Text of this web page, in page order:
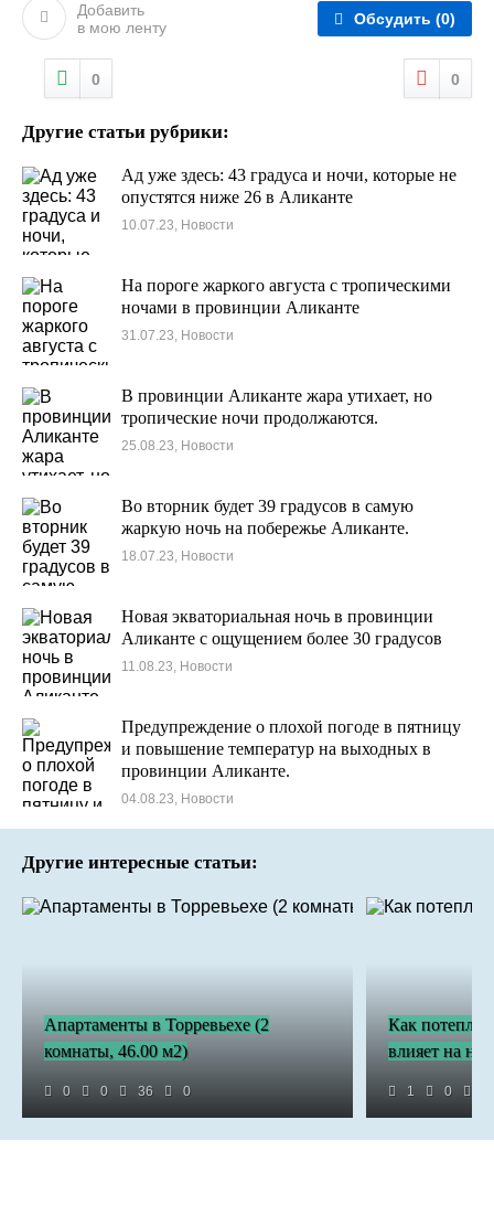
Добавить
в мою ленту
Обсудить (0)
0 0
Другие статьи рубрики:
Ад уже здесь: 43 градуса и ночи, которые не
опустятся ниже 26 в Аликанте
10.07.23, Новости
На пороге жаркого августа с тропическими
ночами в провинции Аликанте
31.07.23, Новости
В провинции Аликанте жара утихает, но
тропические ночи продолжаются.
25.08.23, Новости
Во вторник будет 39 градусов в самую
жаркую ночь на побережье Аликанте.
18.07.23, Новости
Новая экваториальная ночь в провинции
Аликанте с ощущением более 30 градусов
11.08.23, Новости
Предупреждение о плохой погоде в пятницу
и повышение температур на выходных в
провинции Аликанте.
04.08.23, Новости
Другие интересные статьи:
Апартаменты в Торревьехе (2
комнаты, 46.00 м2)
0 0 36 0
Как
влияет на
1 0